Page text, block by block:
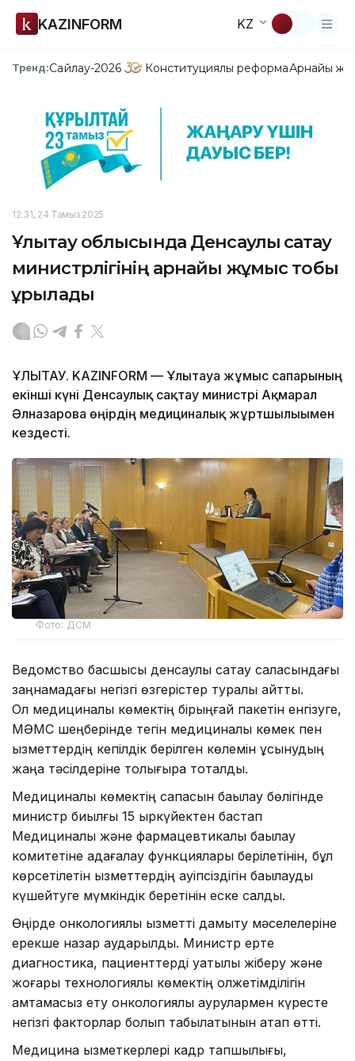
KAZINFORM KZ
Тренд:Сайлау-2026 Конституциялық реформаАрнайы
12:31, 24 Тамыз 2025
Ұлытау облысында Денсаулық сақтау
министрлігінің арнайы жұмыс тобы
құрылады
ҰЛЫТАУ. KAZINFORM — Ұлытауға жұмыс сапарының
екінші күні Денсаулық сақтау министрі Ақмарал
Әлназарова өңірдің медициналық жұртшылығымен
кездесті.
Фото: ДСМ
Ведомство басшысы денсаулық сақтау саласындағы
заңнамадағы негізгі өзгерістер туралы айтты.
Ол медициналық көмектің бірыңғай пакетін енгізуге,
МӘМС шеңберінде тегін медициналық көмек пен
қызметтердің кепілдік берілген көлемін ұсынудың
жаңа тәсілдеріне толығырақ тоқталды.
Медициналық көмектің сапасын бақылау бөлігінде
министр биылғы 15 қыркүйектен бастап
Медициналық және фармацевтикалық бақылау
комитетіне қадағалау функциялары берілетінін, бұл
көрсетілетін қызметтердің қауіпсіздігін бақылауды
күшейтуге мүмкіндік беретінін еске салды.
Өңірде онкологиялық қызметті дамыту мәселелеріне
ерекше назар аударылды. Министр ерте
диагностика, пациенттерді уақтылы жіберу және
жоғары технологиялық көмектің қолжетімділігін
қамтамасыз ету онкологиялық аурулармен күресте
негізгі факторлар болып табылатынын атап өтті.
Медицина қызметкерлері кадр тапшылығы,